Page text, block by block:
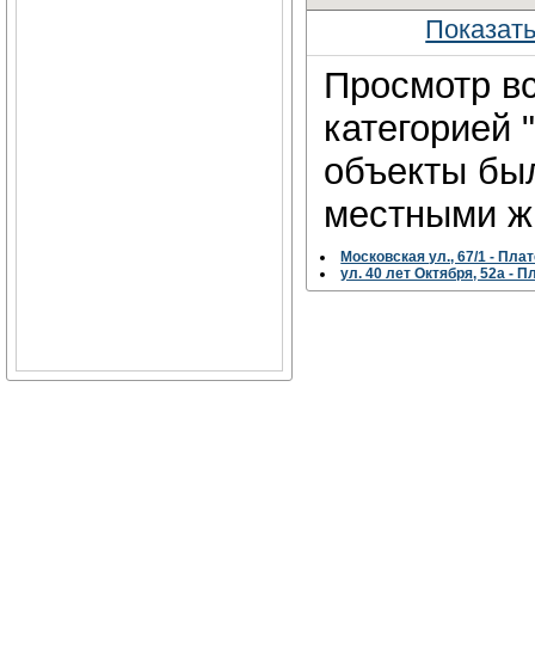
Просмотр
объекты
местными
Московская ул., 67/1 -
ул. 40 лет Октября, 52а -